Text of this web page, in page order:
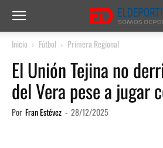
Inicio Fútbol Primera Regional
El Unión Tejina no
del Vera pese a jugar
Por Fran Estévez - 28/12/2025